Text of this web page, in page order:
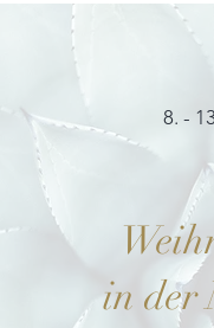
8. -
in der